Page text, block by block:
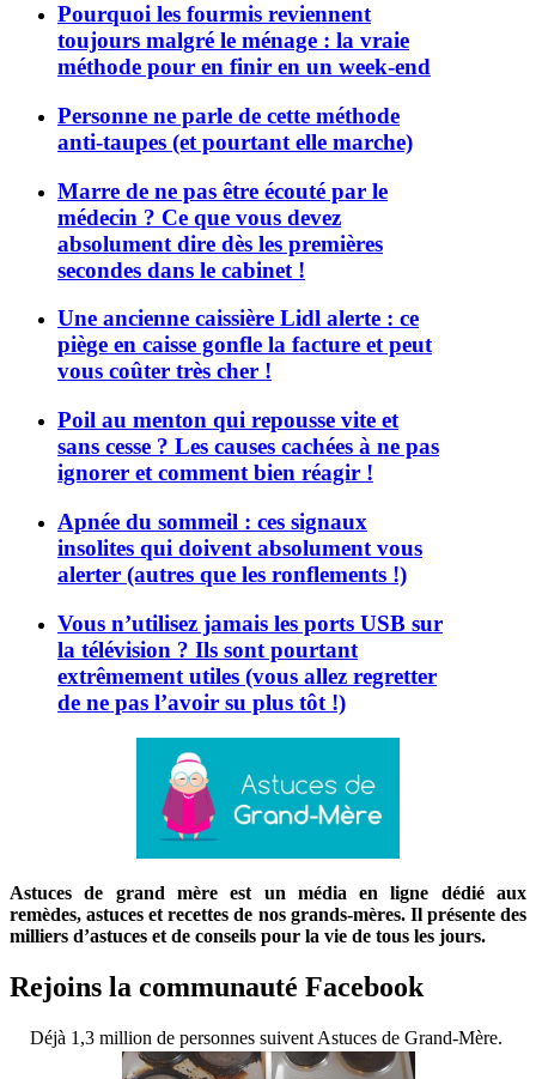
Pourquoi les fourmis reviennent
toujours malgré le ménage : la vraie
méthode pour en finir en un week-end
Personne ne parle de cette méthode
anti-taupes (et pourtant elle marche)
Marre de ne pas être écouté par le
médecin ? Ce que vous devez
absolument dire dès les premières
secondes dans le cabinet !
Une ancienne caissière Lidl alerte : ce
piège en caisse gonfle la facture et peut
vous coûter très cher !
Poil au menton qui repousse vite et
sans cesse ? Les causes cachées à ne pas
ignorer et comment bien réagir !
Apnée du sommeil : ces signaux
insolites qui doivent absolument vous
alerter (autres que les ronflements !)
Vous n’utilisez jamais les ports USB sur
la télévision ? Ils sont pourtant
extrêmement utiles (vous allez regretter
de ne pas l’avoir su plus tôt !)
Astuces de grand mère est un média en ligne dédié aux
remèdes, astuces et recettes de nos grands-mères. Il présente des
milliers d’astuces et de conseils pour la vie de tous les jours.
Rejoins la communauté Facebook
Déjà 1,3 million de personnes suivent Astuces de Grand-Mère.